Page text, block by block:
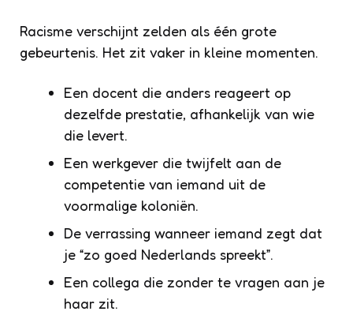
Racisme verschijnt zelden als één grote
gebeurtenis. Het zit vaker in kleine momenten.
Een docent die anders reageert op
dezelfde prestatie, afhankelijk van wie
die levert.
Een werkgever die twijfelt aan de
competentie van iemand uit de
voormalige koloniën.
De verrassing wanneer iemand zegt dat
je “zo goed Nederlands spreekt”.
Een collega die zonder te vragen aan je
haar zit.